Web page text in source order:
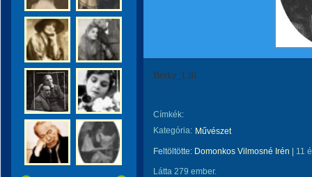
Berky_Lili
Címkék:
Kategória: Művészet
Feltöltötte: Domonkos Vilmosné Irén 11
Látta 279 ember.